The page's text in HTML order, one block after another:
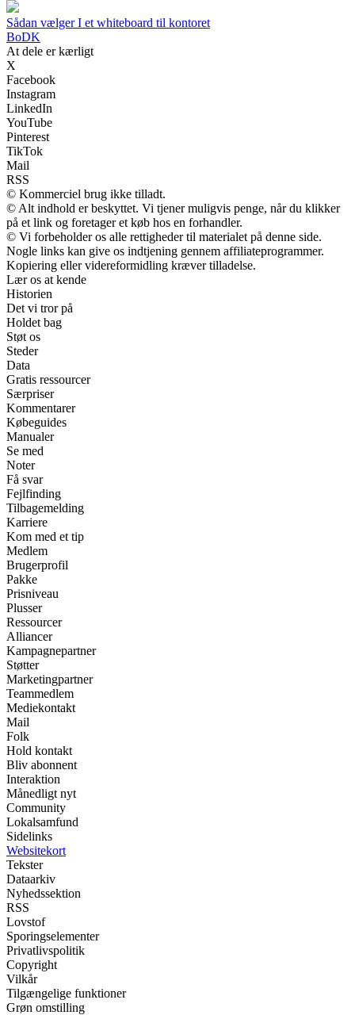
Sådan vælger I et whiteboard til kontoret
BoDK
At dele er kærligt
X
Facebook
Instagram
LinkedIn
YouTube
Pinterest
TikTok
Mail
RSS
© Kommerciel brug ikke tilladt.
© Alt indhold er beskyttet. Vi tjener muligvis penge, når du klikker
på et link og foretager et køb hos en forhandler.
© Vi forbeholder os alle rettigheder til materialet på denne side.
Nogle links kan give os indtjening gennem affiliateprogrammer.
Kopiering eller videreformidling kræver tilladelse.
Lær os at kende
Historien
Det vi tror på
Holdet bag
Støt os
Steder
Data
Gratis ressourcer
Særpriser
Kommentarer
Købeguides
Manualer
Se med
Noter
Få svar
Fejlfinding
Tilbagemelding
Karriere
Kom med et tip
Medlem
Brugerprofil
Pakke
Prisniveau
Plusser
Ressourcer
Alliancer
Kampagnepartner
Støtter
Marketingpartner
Teammedlem
Mediekontakt
Mail
Folk
Hold kontakt
Bliv abonnent
Interaktion
Månedligt nyt
Community
Lokalsamfund
Sidelinks
Websitekort
Tekster
Dataarkiv
Nyhedssektion
RSS
Lovstof
Sporingselementer
Privatlivspolitik
Copyright
Vilkår
Tilgængelige funktioner
Grøn omstilling